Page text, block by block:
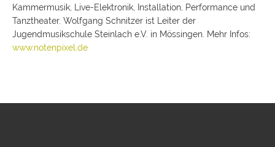
Kammermusik, Live-Elektronik, Installation, Performance und
Tanztheater. Wolfgang Schnitzer ist Leiter der
Jugendmusikschule Steinlach e.V. in Mössingen. Mehr Infos:
www.notenpixel.de